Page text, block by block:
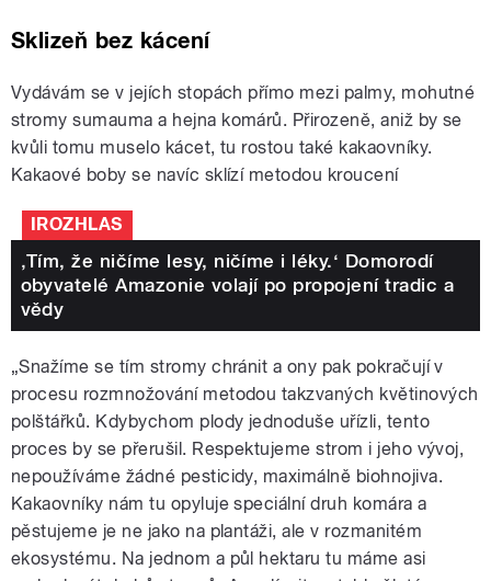
Sklizeň bez kácení
Vydávám se v jejích stopách přímo mezi palmy, mohutné
stromy sumauma a hejna komárů. Přirozeně, aniž by se
kvůli tomu muselo kácet, tu rostou také kakaovníky.
Kakaové boby se navíc sklízí metodou kroucení
IROZHLAS
‚Tím, že ničíme lesy, ničíme i léky.‘ Domorodí
obyvatelé Amazonie volají po propojení tradic a
vědy
„Snažíme se tím stromy chránit a ony pak pokračují v
procesu rozmnožování metodou takzvaných květinových
polštářků. Kdybychom plody jednoduše uřízli, tento
proces by se přerušil. Respektujeme strom i jeho vývoj,
nepoužíváme žádné pesticidy, maximálně biohnojiva.
Kakaovníky nám tu opyluje speciální druh komára a
pěstujeme je ne jako na plantáži, ale v rozmanitém
ekosystému. Na jednom a půl hektaru tu máme asi